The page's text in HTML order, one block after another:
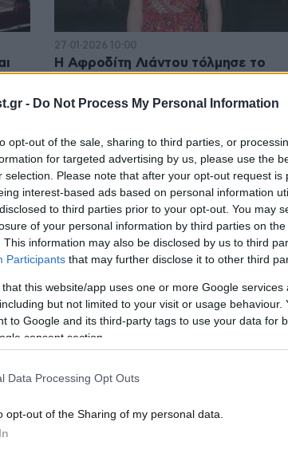
- Do Not Process My Personal Information
opt-out of the sale, sharing to third parties, or
for targeted advertising by us, please use the
selection. Please note that after your opt-out request is
interest-based ads based on personal information
to third parties prior to your opt-out. You may
of your personal information by third parties on the
This information may also be disclosed by us to third
Participants that may further disclose it to other third
that this website/app uses one or more Google
but not limited to your visit or usage behaviour.
to Google and its third-party tags to use your data for
consent section.
Data Processing Opt Outs
opt-out of the Sharing of my personal data.
27·01·2026 10:00
Η Αφροδίτη Λιάντου τόλμησε το
για την επόμενη αλλαγή στα μαλλιά
στα
12·12·2025 10:00
Color Melting: Η τάση που θα
κυριαρχήσει στα μαλλιά το 2026 και